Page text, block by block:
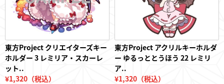
東方Project クリエイターズキー
ホルダー 3 レミリア・スカーレ
ット..
¥1,320（税込）
東方Project アクリルキーホルダ
ー ゆるっととうほう 22 レミリ
ア..
¥1,320（税込）